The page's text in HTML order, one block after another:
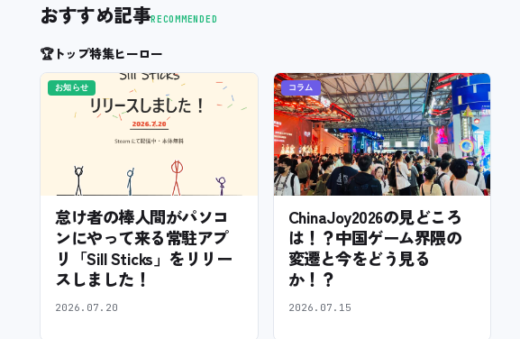
おすすめ記事RECOMMENDED
🏆トップ特集ヒーロー
お知らせ
怠け者の棒人間がパソコ
ンにやって来る常駐アプ
リ「Sill Sticks」をリリー
スしました！
2026.07.20
コラム
ChinaJoy2026の見どころ
は！？中国ゲーム界隈の
変遷と今をどう見る
か！？
2026.07.15